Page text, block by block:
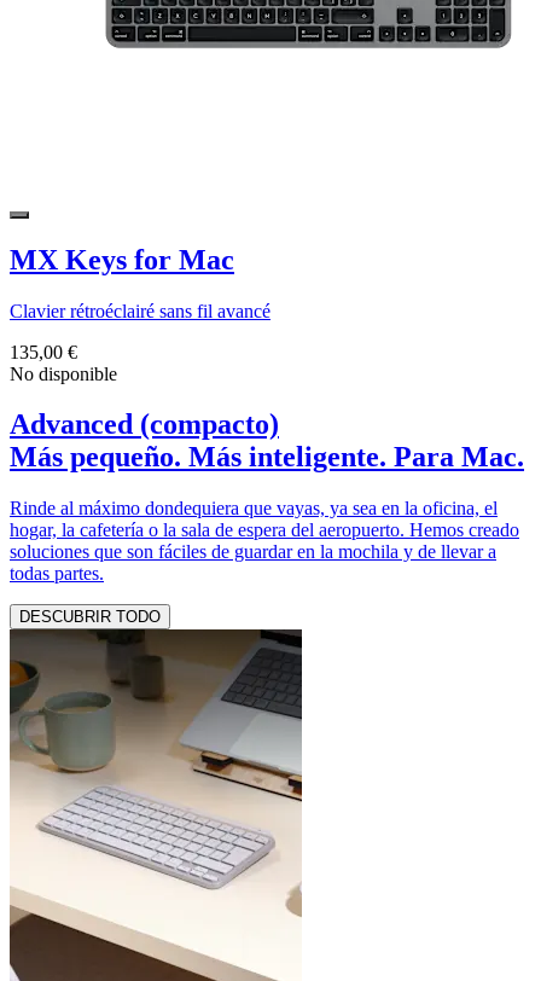
MX Keys for Mac
Clavier rétroéclairé sans fil avancé
135,00 €
No disponible
Advanced (compacto)
Más pequeño. Más inteligente. Para Mac.
Rinde al máximo dondequiera que vayas, ya sea en la oficina, el
hogar, la cafetería o la sala de espera del aeropuerto. Hemos creado
soluciones que son fáciles de guardar en la mochila y de llevar a
todas partes.
DESCUBRIR TODO